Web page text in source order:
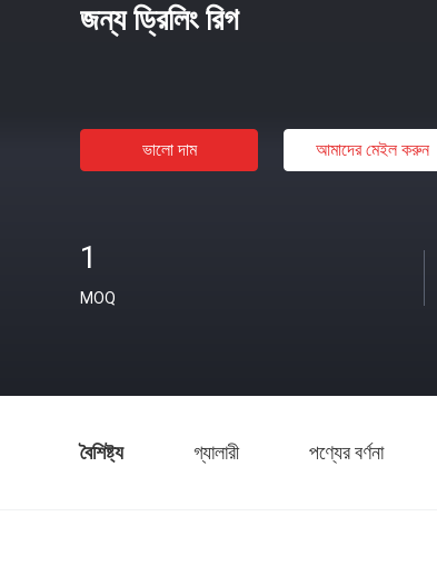
জন্য ড্রিলিং রিগ
ভালো দাম আমাদের মেইল ​​করুন
1
MOQ
বৈশিষ্ট্য গ্যালারী পণ্যের বর্ণনা